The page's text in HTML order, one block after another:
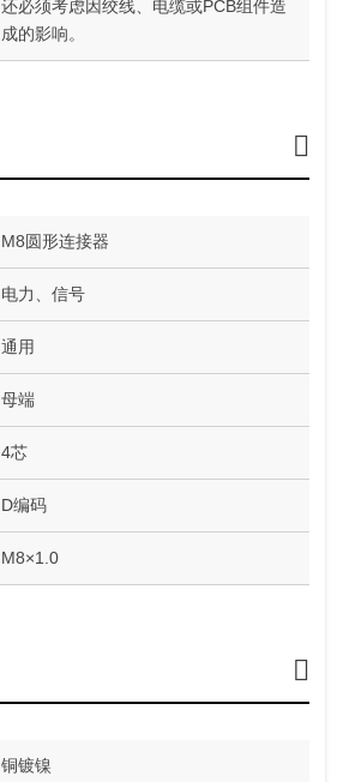
还必须考虑因绞线、电缆或PCB组件造
成的影响。
M8圆形连接器
电力、信号
通用
母端
4芯
D编码
M8×1.0
铜镀镍